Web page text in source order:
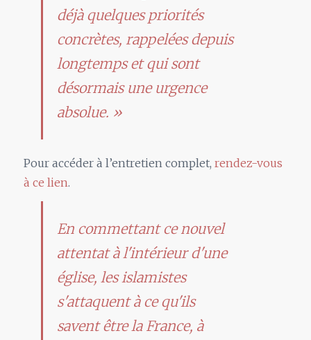
déjà quelques priorités
concrètes, rappelées depuis
longtemps et qui sont
désormais une urgence
absolue. »
Pour accéder à l’entretien complet, rendez-vous
à ce lien.
En commettant ce nouvel
attentat à l'intérieur d'une
église, les islamistes
s'attaquent à ce qu'ils
savent être la France, à